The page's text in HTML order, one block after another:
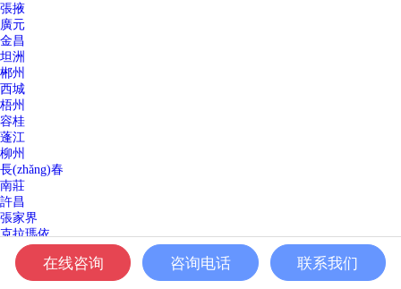
張掖
廣元
金昌
坦洲
郴州
西城
梧州
容桂
蓬江
柳州
長(zhǎng)春
南莊
許昌
張家界
克拉瑪依
潼南縣
神灣
韶關(guān)
在线咨询 咨询电话 联系我们